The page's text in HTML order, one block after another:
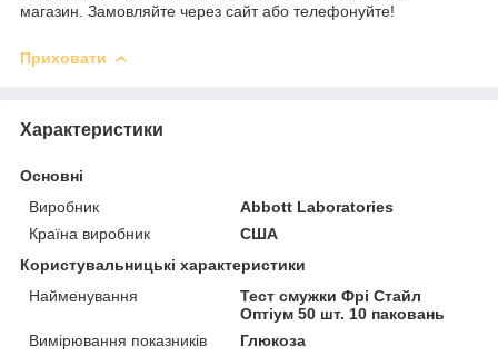
магазин. Замовляйте через сайт або телефонуйте!
Приховати
Характеристики
Основні
Виробник
Abbott Laboratories
Країна виробник
США
Користувальницькі характеристики
Найменування
Тест смужки Фрі Стайл
Оптіум 50 шт. 10 паковань
Вимірювання показників
Глюкоза